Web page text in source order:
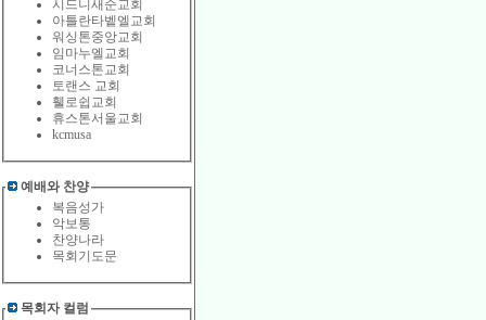
시드니새순교회
아틀란타벹엘교회
워싱톤중앙교회
임마누엘교회
코너스톤교회
토랜스 교회
휄로쉽교회
휴스톤서울교회
kcmusa
예배와 찬양
복음성가
악보통
찬양나라
목회기도문
목회자 컬럼